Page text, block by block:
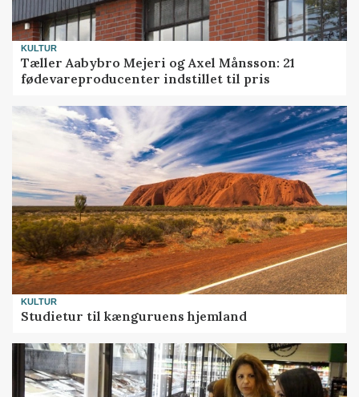
KULTUR
Tæller Aabybro Mejeri og Axel Månsson: 21
fødevareproducenter indstillet til pris
KULTUR
Studietur til kænguruens hjemland